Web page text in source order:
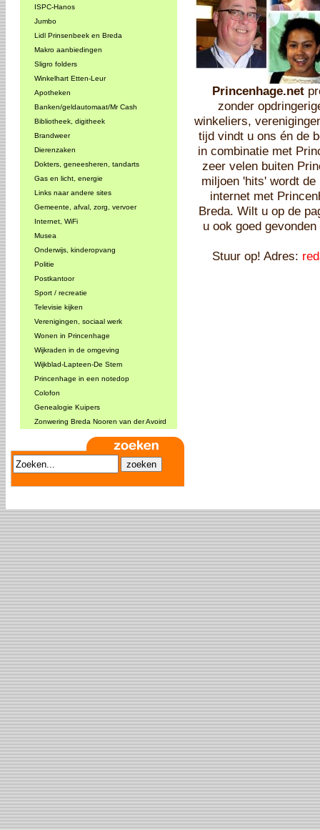
ISPC-Hanos
Jumbo
Lidl Prinsenbeek en Breda
Makro aanbiedingen
Sligro folders
Winkelhart Etten-Leur
Apotheken
Banken/geldautomaat/Mr Cash
Bibliotheek, digitheek
Brandweer
Dierenzaken
Dokters, geneesheren, tandarts
Gas en licht, energie
Links naar andere sites
Gemeente, afval, zorg, vervoer
Internet, WiFi
Musea
Onderwijs, kinderopvang
Politie
Postkantoor
Sport / recreatie
Televisie kijken
Verenigingen, sociaal werk
Wonen in Princenhage
Wijkraden in de omgeving
Wijkblad-Lapteen-De Stem
Princenhage in een notedop
Colofon
Genealogie Kuipers
Zonwering Breda Nooren van der Avoird
Princenhage.net
zonder
winkeliers,
tijd vindt u ons én de
in combinatie met
zeer velen buiten
miljoen 'hits' wordt
internet met
Breda. Wilt u op de
u ook goed
Stuur op! Adres: